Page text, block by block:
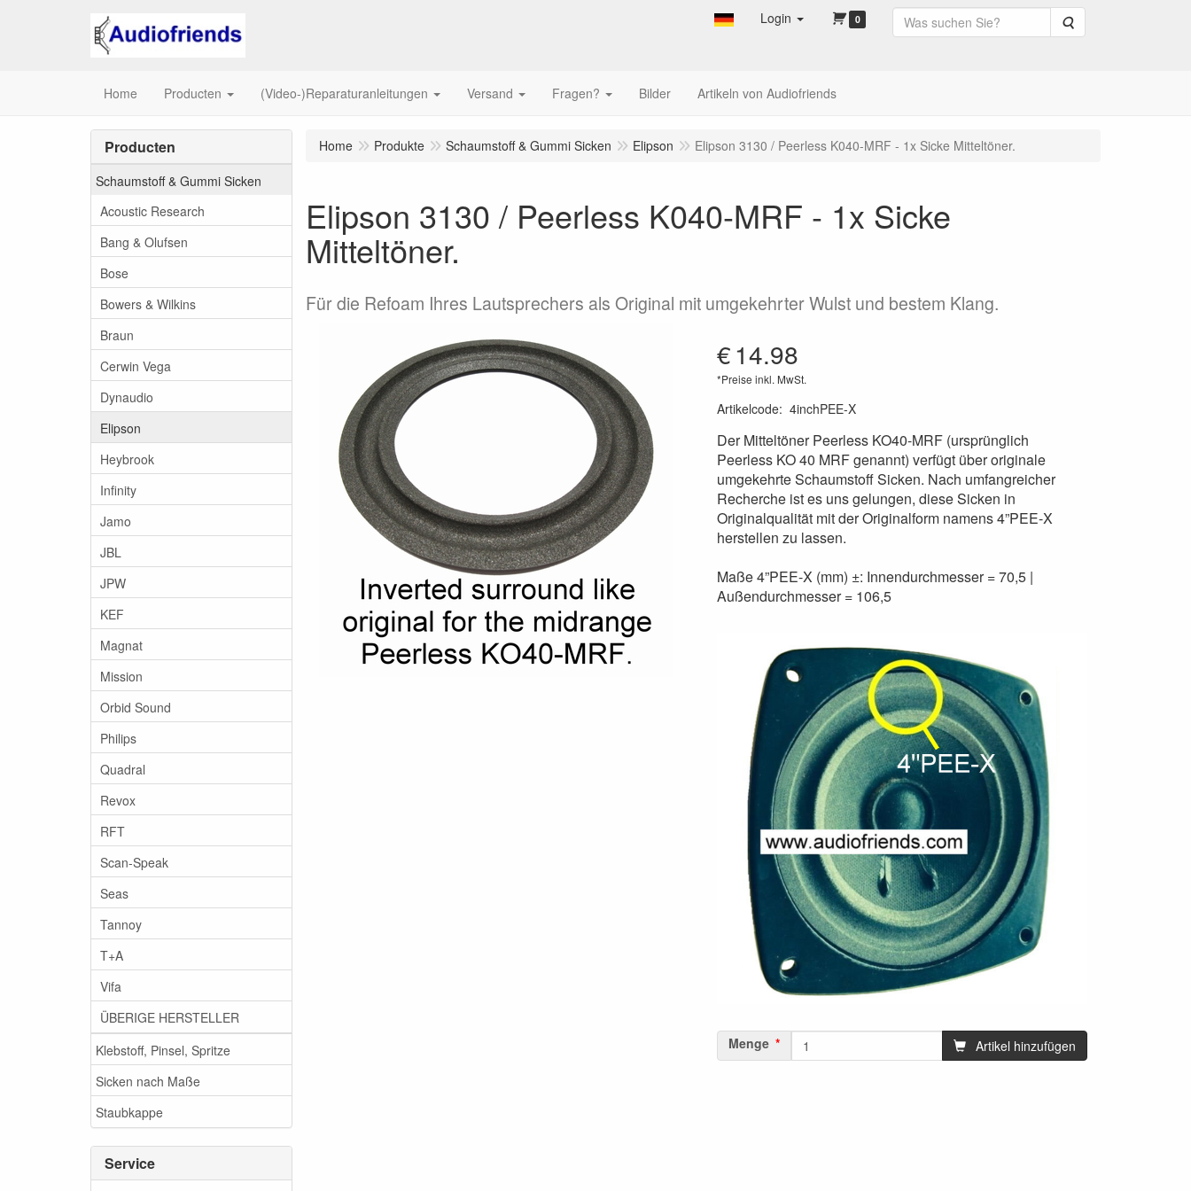
Login 0 Suche
Home Producten (Video-)Reparaturanleitungen Versand Fragen? Bilder Artikeln von Audiofriends
Producten
Schaumstoff & Gummi Sicken
Acoustic Research
Bang & Olufsen
Bose
Bowers & Wilkins
Braun
Cerwin Vega
Dynaudio
Elipson
Heybrook
Infinity
Jamo
JBL
JPW
KEF
Magnat
Mission
Orbid Sound
Philips
Quadral
Revox
RFT
Scan-Speak
Seas
Tannoy
T+A
Vifa
ÜBERIGE HERSTELLER
Klebstoff, Pinsel, Spritze
Sicken nach Maße
Staubkappe
Service
Home Produkte Schaumstoff & Gummi Sicken Elipson Elipson 3130 / Peerless K040-MRF - 1x Sicke Mitteltöner.
Elipson 3130 / Peerless K040-MRF - 1x Sicke
Mitteltöner.
Für die Refoam Ihres Lautsprechers als Original mit umgekehrter Wulst und bestem Klang.
€14.98
*Preise inkl. MwSt.
Artikelcode: 4inchPEE-X
Der Mitteltöner Peerless KO40-MRF (ursprünglich
Peerless KO 40 MRF genannt) verfügt über originale
umgekehrte Schaumstoff Sicken. Nach umfangreicher
Recherche ist es uns gelungen, diese Sicken in
Originalqualität mit der Originalform namens 4”PEE-X
herstellen zu lassen.
Maße 4”PEE-X (mm) ±: Innendurchmesser = 70,5 |
Außendurchmesser = 106,5
Menge Artikel hinzufügen